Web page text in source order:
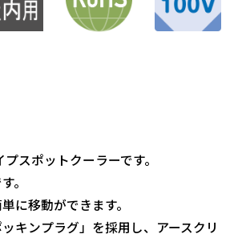
スポットクーラーです。
。
に移動ができます。
キンプラグ」を採用し、アースクリ